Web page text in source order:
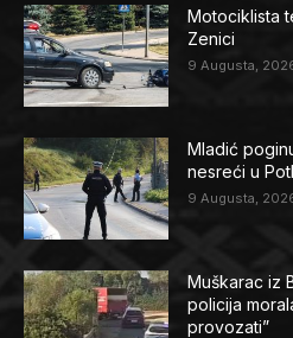
Motociklista
Zenici
9 Augusta,
Mladić
nesreći u
9 Augusta,
Muškarac iz
policija
provozati”